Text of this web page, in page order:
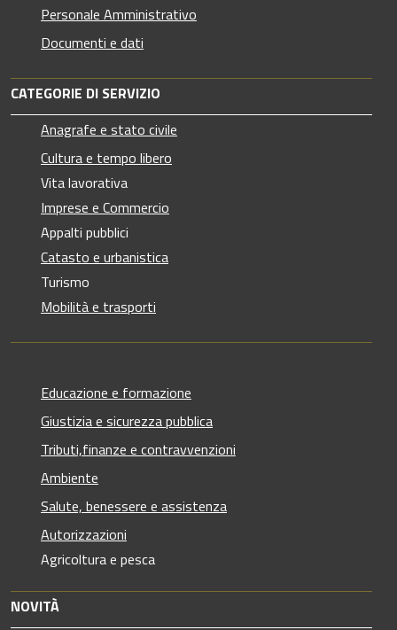
Personale Amministrativo
Documenti e dati
CATEGORIE DI SERVIZIO
Anagrafe e stato civile
Cultura e tempo libero
Vita lavorativa
Imprese e Commercio
Appalti pubblici
Catasto e urbanistica
Turismo
Mobilità e trasporti
Educazione e formazione
Giustizia e sicurezza pubblica
Tributi,finanze e contravvenzioni
Ambiente
Salute, benessere e assistenza
Autorizzazioni
Agricoltura e pesca
NOVITÀ